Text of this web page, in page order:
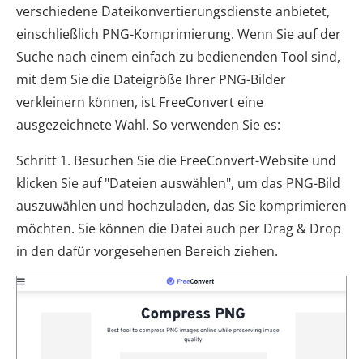
verschiedene Dateikonvertierungsdienste anbietet,
einschließlich PNG-Komprimierung. Wenn Sie auf der
Suche nach einem einfach zu bedienenden Tool sind,
mit dem Sie die Dateigröße Ihrer PNG-Bilder
verkleinern können, ist FreeConvert eine
ausgezeichnete Wahl. So verwenden Sie es:
Schritt 1. Besuchen Sie die FreeConvert-Website und
klicken Sie auf "Dateien auswählen", um das PNG-Bild
auszuwählen und hochzuladen, das Sie komprimieren
möchten. Sie können die Datei auch per Drag & Drop
in den dafür vorgesehenen Bereich ziehen.